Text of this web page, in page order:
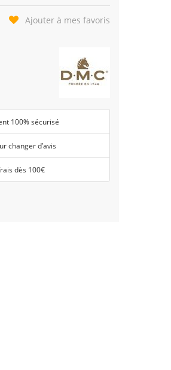
Ajouter à mes favoris
100% sécurisé
changer d’avis
dès 100€